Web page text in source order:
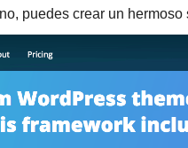
puedes crear un